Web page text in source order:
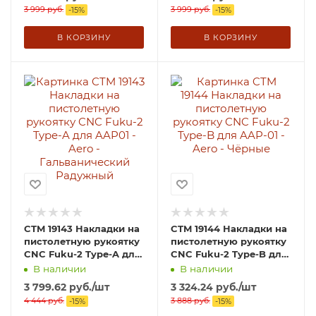
3 999руб. -15%
В КОРЗИНУ
3 999руб. -15%
В КОРЗИНУ
CTM 19143 Накладки на
пистолетную рукоятку
CNC Fuku-2 Type-A для
AAP01 - Aero -
Гальванический
Радужный
В наличии
3 799.62 руб./шт
4 444руб. -15%
CTM 19144 Накладки на
пистолетную рукоятку
CNC Fuku-2 Type-B для
AAP-01 - Aero - Чёрные
В наличии
3 324.24 руб./шт
3 888руб. -15%